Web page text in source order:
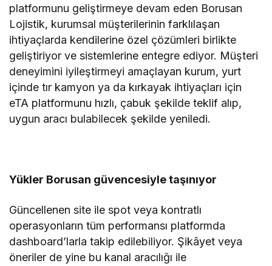
platformunu geliştirmeye devam eden Borusan
Lojistik, kurumsal müşterilerinin farklılaşan
ihtiyaçlarda kendilerine özel çözümleri birlikte
geliştiriyor ve sistemlerine entegre ediyor. Müşteri
deneyimini iyileştirmeyi amaçlayan kurum, yurt
içinde tır kamyon ya da kırkayak ihtiyaçları için
eTA platformunu hızlı, çabuk şekilde teklif alıp,
uygun aracı bulabilecek şekilde yeniledi.
Yükler Borusan güvencesiyle taşınıyor
Güncellenen site ile spot veya kontratlı
operasyonların tüm performansı platformda
dashboard’larla takip edilebiliyor. Şikâyet veya
öneriler de yine bu kanal aracılığı ile